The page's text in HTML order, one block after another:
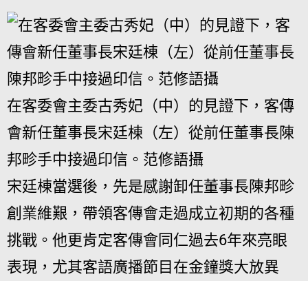
在客委會主委古秀妃（中）的見證下，客傳
會新任董事長宋廷棟（左）從前任董事長陳
邦畛手中接過印信。范修語攝
宋廷棟當選後，先是感謝卸任董事長陳邦畛
創業維艱，帶領客傳會走過成立初期的各種
挑戰。他更肯定客傳會同仁過去6年來亮眼
表現，尤其客語廣播節目在金鐘獎大放異